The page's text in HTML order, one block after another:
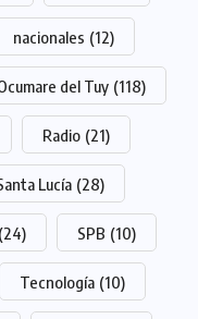
nacionales (12)
del Tuy (118)
Radio (21)
Lucía (28)
(24) SPB (10)
Tecnología (10)